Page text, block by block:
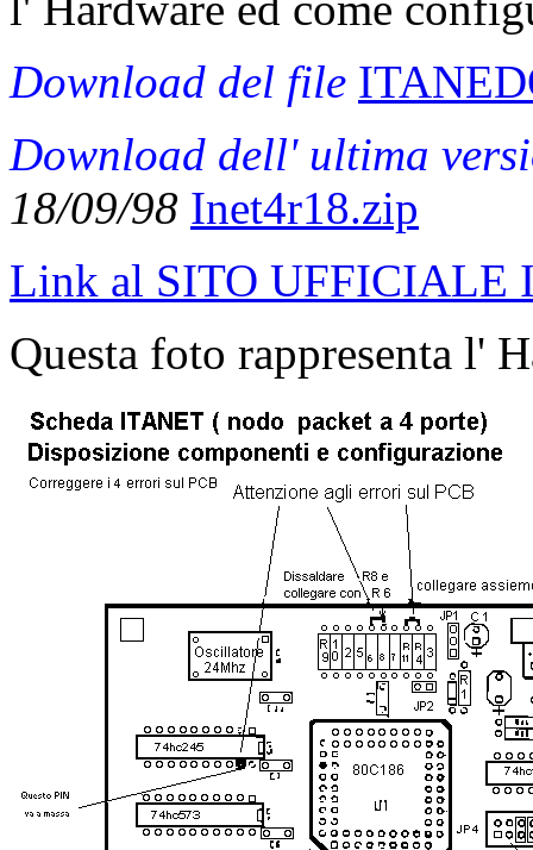
Download del file
Download dell' ultima
18/09/98 Inet4r18.zip
Link al SITO UFFICIALE
Questa foto rappresenta l'